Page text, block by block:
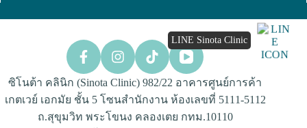
ซิโนต้า คลินิก (Sinota Clinic) 982/22 อาคารศูนย์การค้า
เกตเวย์ เอกมัย ชั้น 5 โซนสำนักงาน ห้องเลขที่ 5111-5112
ถ.สุขุมวิท พระโขนง คลองเตย กทม.10110
LINE Sinota Clinic